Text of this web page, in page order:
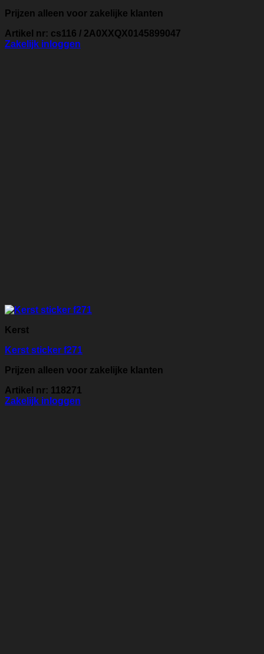
Prijzen alleen voor zakelijke klanten
Artikel nr: cs116 / 2A0XXQX0145899047
Zakelijk inloggen
Kerst
Kerst sticker f271
Prijzen alleen voor zakelijke klanten
Artikel nr: 118271
Zakelijk inloggen